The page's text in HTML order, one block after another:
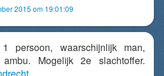
2015 om 19:01:09
persoon, waarschijnlijk man,
Mogelijk 2e slachtoffer.